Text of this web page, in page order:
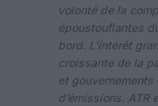
volonté de la
époustouflantes
bord. L’intérêt
croissante de la
et
d’émissions.